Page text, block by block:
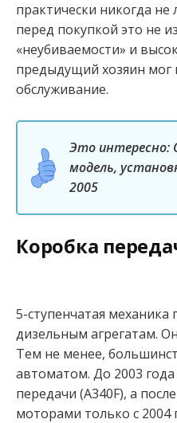
практически никогда
перед покупкой это не
«неубиваемости» и
предыдущий хозяин мог
обслуживание.
Это интересно:
модель,
2005
Коробка
5-ступенчатая механика
дизельным агрегатам.
Тем не менее,
автоматом. До 2003
передачи (A340F), а
моторами только с 2004